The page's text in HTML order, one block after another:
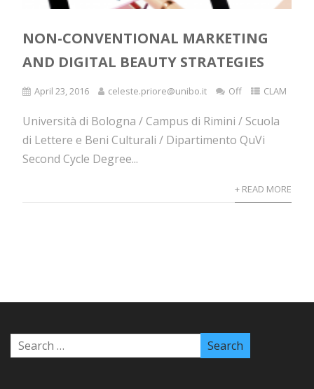
NON-CONVENTIONAL MARKETING
AND DIGITAL BEAUTY STRATEGIES
April 23, 2016 celeste.priore@unibo.it Off CLAM
Università di Bologna / Campus di Rimini / Scuola
di Lettere e Beni Culturali / Dipartimento QuVi
Second Cycle Degree...
+ READ MORE